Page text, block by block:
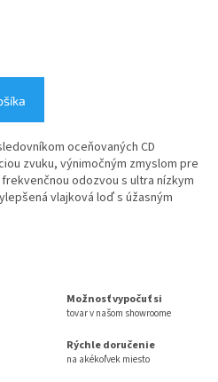
oceňovaných CD
zvuku, výnimočným zmyslom pre
odozvou s ultra nízkym
vlajková loď s úžasným
Možnosť vypočuť si
tovar v našom showroome
Rýchle doručenie
na akékoľvek miesto